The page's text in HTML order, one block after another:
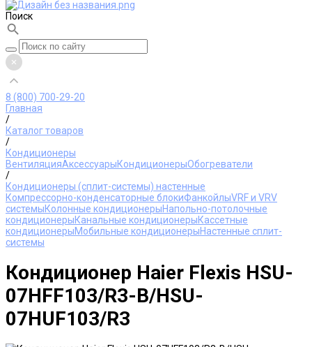
Поиск
8 (800) 700-29-20
Главная
/
Каталог товаров
/
Кондиционеры
ВентиляцияАксессуарыКондиционерыОбогреватели
/
Кондиционеры (сплит-системы) настенные
Компрессорно-конденсаторные блокиФанкойлыVRF и VRV
системыКолонные кондиционерыНапольно-потолочные
кондиционерыКанальные кондиционерыКассетные
кондиционерыМобильные кондиционерыНастенные сплит-
системы
Кондиционер Haier Flexis HSU-
07HFF103/R3-B/HSU-
07HUF103/R3